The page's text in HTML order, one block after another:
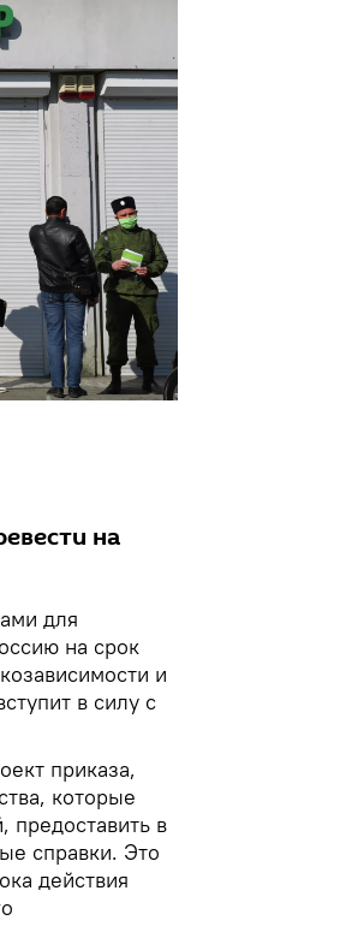
на
для
на срок
и
в силу с
приказа,
которые
в
справки. Это
действия